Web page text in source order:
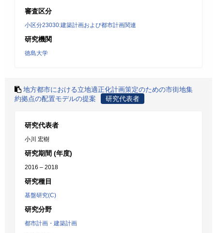
審査区分
小区分23030:建築計画および都市計画関連
研究機関
徳島大学
地方都市における立地適正化計画策定のための市街地集
約拠点の配置モデルの提案
研究代表者
研究代表者
小川 宏樹
研究期間 (年度)
2016 – 2018
研究種目
基盤研究(C)
研究分野
都市計画・建築計画